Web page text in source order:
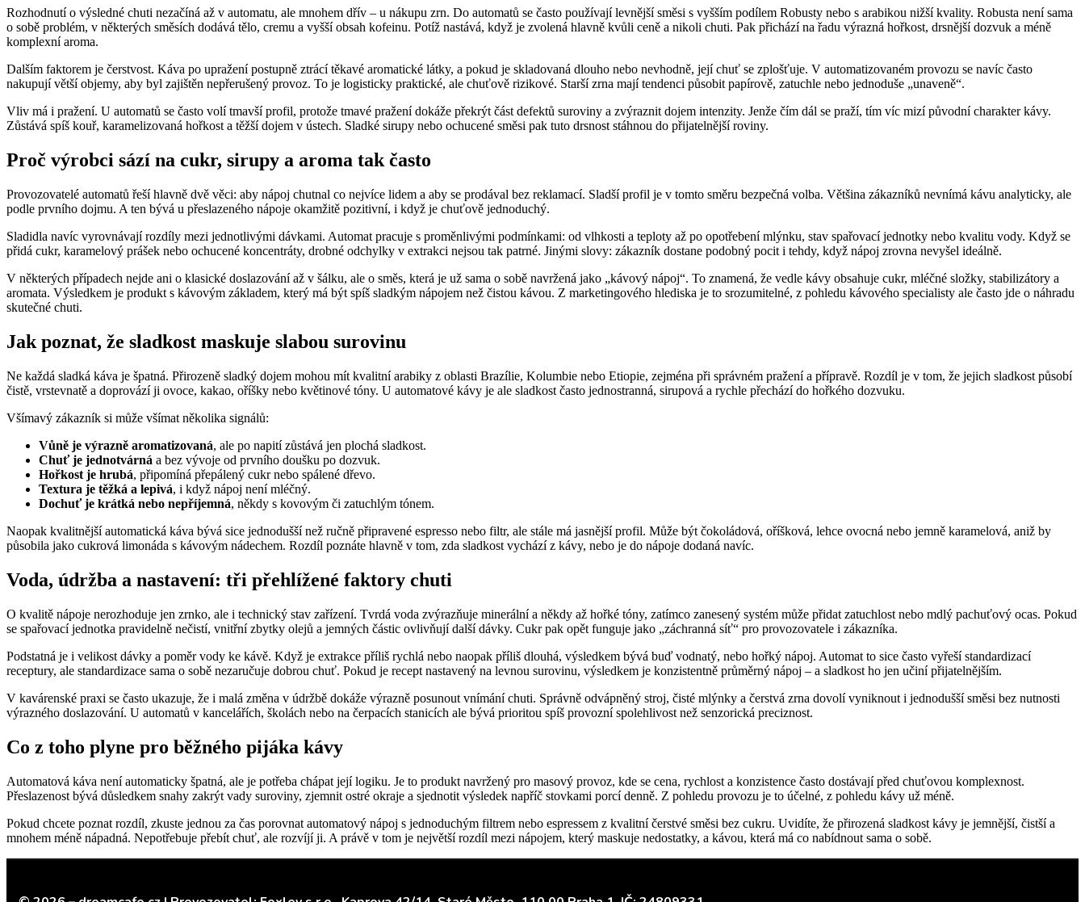
Rozhodnutí o výsledné chuti nezačíná až v automatu, ale mnohem dřív – u nákupu zrn. Do automatů se často používají levnější směsi s vyšším podílem Robusty nebo s arabikou nižší kvality. Robusta není sama
o sobě problém, v některých směsích dodává tělo, cremu a vyšší obsah kofeinu. Potíž nastává, když je zvolená hlavně kvůli ceně a nikoli chuti. Pak přichází na řadu výrazná hořkost, drsnější dozvuk a méně
komplexní aroma.
Dalším faktorem je čerstvost. Káva po upražení postupně ztrácí těkavé aromatické látky, a pokud je skladovaná dlouho nebo nevhodně, její chuť se zplošťuje. V automatizovaném provozu se navíc často
nakupují větší objemy, aby byl zajištěn nepřerušený provoz. To je logisticky praktické, ale chuťově rizikové. Starší zrna mají tendenci působit papírově, zatuchle nebo jednoduše „unaveně“.
Vliv má i pražení. U automatů se často volí tmavší profil, protože tmavé pražení dokáže překrýt část defektů suroviny a zvýraznit dojem intenzity. Jenže čím dál se praží, tím víc mizí původní charakter kávy.
Zůstává spíš kouř, karamelizovaná hořkost a těžší dojem v ústech. Sladké sirupy nebo ochucené směsi pak tuto drsnost stáhnou do přijatelnější roviny.
Proč výrobci sází na cukr, sirupy a aroma tak často
Provozovatelé automatů řeší hlavně dvě věci: aby nápoj chutnal co nejvíce lidem a aby se prodával bez reklamací. Sladší profil je v tomto směru bezpečná volba. Většina zákazníků nevnímá kávu analyticky, ale
podle prvního dojmu. A ten bývá u přeslazeného nápoje okamžitě pozitivní, i když je chuťově jednoduchý.
Sladidla navíc vyrovnávají rozdíly mezi jednotlivými dávkami. Automat pracuje s proměnlivými podmínkami: od vlhkosti a teploty až po opotřebení mlýnku, stav spařovací jednotky nebo kvalitu vody. Když se
přidá cukr, karamelový prášek nebo ochucené koncentráty, drobné odchylky v extrakci nejsou tak patrné. Jinými slovy: zákazník dostane podobný pocit i tehdy, když nápoj zrovna nevyšel ideálně.
V některých případech nejde ani o klasické doslazování až v šálku, ale o směs, která je už sama o sobě navržená jako „kávový nápoj“. To znamená, že vedle kávy obsahuje cukr, mléčné složky, stabilizátory a
aromata. Výsledkem je produkt s kávovým základem, který má být spíš sladkým nápojem než čistou kávou. Z marketingového hlediska je to srozumitelné, z pohledu kávového specialisty ale často jde o náhradu
skutečné chuti.
Jak poznat, že sladkost maskuje slabou surovinu
Ne každá sladká káva je špatná. Přirozeně sladký dojem mohou mít kvalitní arabiky z oblasti Brazílie, Kolumbie nebo Etiopie, zejména při správném pražení a přípravě. Rozdíl je v tom, že jejich sladkost působí
čistě, vrstevnatě a doprovází ji ovoce, kakao, oříšky nebo květinové tóny. U automatové kávy je ale sladkost často jednostranná, sirupová a rychle přechází do hořkého dozvuku.
Všímavý zákazník si může všímat několika signálů:
Vůně je výrazně aromatizovaná, ale po napití zůstává jen plochá sladkost.
Chuť je jednotvárná a bez vývoje od prvního doušku po dozvuk.
Hořkost je hrubá, připomíná přepálený cukr nebo spálené dřevo.
Textura je těžká a lepivá, i když nápoj není mléčný.
Dochuť je krátká nebo nepříjemná, někdy s kovovým či zatuchlým tónem.
Naopak kvalitnější automatická káva bývá sice jednodušší než ručně připravené espresso nebo filtr, ale stále má jasnější profil. Může být čokoládová, oříšková, lehce ovocná nebo jemně karamelová, aniž by
působila jako cukrová limonáda s kávovým nádechem. Rozdíl poznáte hlavně v tom, zda sladkost vychází z kávy, nebo je do nápoje dodaná navíc.
Voda, údržba a nastavení: tři přehlížené faktory chuti
O kvalitě nápoje nerozhoduje jen zrnko, ale i technický stav zařízení. Tvrdá voda zvýrazňuje minerální a někdy až hořké tóny, zatímco zanesený systém může přidat zatuchlost nebo mdlý pachuťový ocas. Pokud
se spařovací jednotka pravidelně nečistí, vnitřní zbytky olejů a jemných částic ovlivňují další dávky. Cukr pak opět funguje jako „záchranná síť“ pro provozovatele i zákazníka.
Podstatná je i velikost dávky a poměr vody ke kávě. Když je extrakce příliš rychlá nebo naopak příliš dlouhá, výsledkem bývá buď vodnatý, nebo hořký nápoj. Automat to sice často vyřeší standardizací
receptury, ale standardizace sama o sobě nezaručuje dobrou chuť. Pokud je recept nastavený na levnou surovinu, výsledkem je konzistentně průměrný nápoj – a sladkost ho jen učiní přijatelnějším.
V kavárenské praxi se často ukazuje, že i malá změna v údržbě dokáže výrazně posunout vnímání chuti. Správně odvápněný stroj, čisté mlýnky a čerstvá zrna dovolí vyniknout i jednodušší směsi bez nutnosti
výrazného doslazování. U automatů v kancelářích, školách nebo na čerpacích stanicích ale bývá prioritou spíš provozní spolehlivost než senzorická preciznost.
Co z toho plyne pro běžného pijáka kávy
Automatová káva není automaticky špatná, ale je potřeba chápat její logiku. Je to produkt navržený pro masový provoz, kde se cena, rychlost a konzistence často dostávají před chuťovou komplexnost.
Přeslazenost bývá důsledkem snahy zakrýt vady suroviny, zjemnit ostré okraje a sjednotit výsledek napříč stovkami porcí denně. Z pohledu provozu je to účelné, z pohledu kávy už méně.
Pokud chcete poznat rozdíl, zkuste jednou za čas porovnat automatový nápoj s jednoduchým filtrem nebo espressem z kvalitní čerstvé směsi bez cukru. Uvidíte, že přirozená sladkost kávy je jemnější, čistší a
mnohem méně nápadná. Nepotřebuje přebít chuť, ale rozvíjí ji. A právě v tom je největší rozdíl mezi nápojem, který maskuje nedostatky, a kávou, která má co nabídnout sama o sobě.